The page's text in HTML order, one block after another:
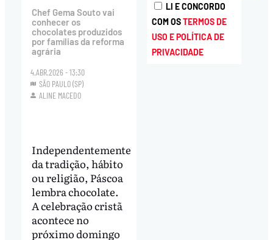
Chef Gema Souto vai
conhecer os
chocolates produzidos
por famílias da reforma
agrária
4.ABR.2026 - 13:30
SÃO PAULO (SP)
ALINE MACEDO
Independentemente
da tradição, hábito
ou religião, Páscoa
lembra chocolate.
A celebração cristã
acontece no
próximo domingo
LI E CONCORDO
COM OSTERMOS DE
USO E POLÍTICA DE
PRIVACIDADE